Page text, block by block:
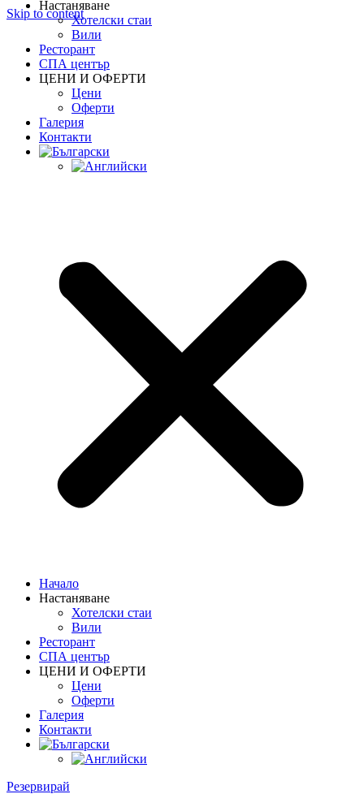
Skip to content
Настаняване
Хотелски стаи
Вили
Ресторант
СПА център
ЦЕНИ И ОФЕРТИ
Цени
Oферти
Галерия
Контакти
Начало
Настаняване
Хотелски стаи
Вили
Ресторант
СПА център
ЦЕНИ И ОФЕРТИ
Цени
Oферти
Галерия
Контакти
Резервирай